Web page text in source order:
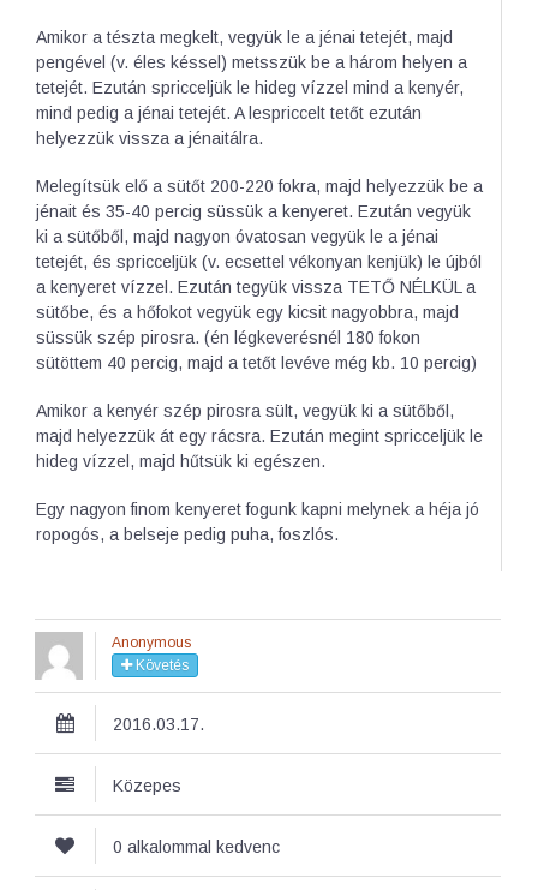
Amikor a tészta megkelt, vegyük le a jénai tetejét, majd
pengével (v. éles késsel) metsszük be a három helyen a
tetejét. Ezután spricceljük le hideg vízzel mind a kenyér,
mind pedig a jénai tetejét. A lespriccelt tetőt ezután
helyezzük vissza a jénaitálra.
Melegítsük elő a sütőt 200-220 fokra, majd helyezzük be a
jénait és 35-40 percig süssük a kenyeret. Ezután vegyük
ki a sütőből, majd nagyon óvatosan vegyük le a jénai
tetejét, és spricceljük (v. ecsettel vékonyan kenjük) le újból
a kenyeret vízzel. Ezután tegyük vissza TETŐ NÉLKÜL a
sütőbe, és a hőfokot vegyük egy kicsit nagyobbra, majd
süssük szép pirosra. (én légkeverésnél 180 fokon
sütöttem 40 percig, majd a tetőt levéve még kb. 10 percig)
Amikor a kenyér szép pirosra sült, vegyük ki a sütőből,
majd helyezzük át egy rácsra. Ezután megint spricceljük le
hideg vízzel, majd hűtsük ki egészen.
Egy nagyon finom kenyeret fogunk kapni melynek a héja jó
ropogós, a belseje pedig puha, foszlós.
Anonymous
Követés
2016.03.17.
Közepes
0 alkalommal kedvenc